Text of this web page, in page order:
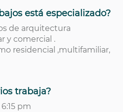
está especializado?
de arquitectura
y comercial .
residencial ,multifamiliar,
trabaja?
pm